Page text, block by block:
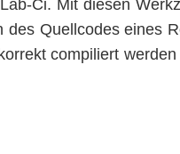
Ci. Mit diesen
Quellcodes eines
compiliert